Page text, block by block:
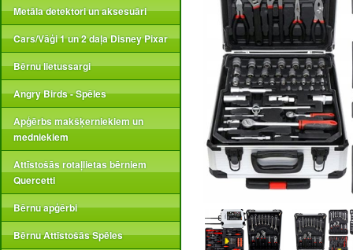
Metāla detektori un aksesuāri
Cars/Vāģi 1 un 2 daļa Disney Pixar
Bērnu lietussargi
Angry Birds - Spēles
Apģērbs makšķerniekiem un
medniekiem
Attīstošās rotaļlietas bērniem
Quercetti
Bērnu apģērbi
Bērnu Attīstošās Spēles